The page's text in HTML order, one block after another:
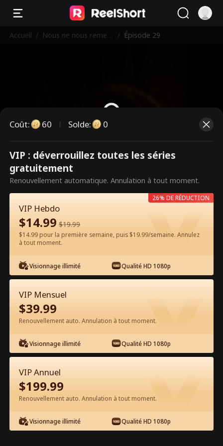
Accueil / Nous ne nous remett
/ Épisode 29
Ce sont des épisodes payants.
Débloquez pour regarder.
Regarder gratuitement sur l'App
Épisode 29 - Nous ne nous
remettrons jamais ensemble Film
complet
0-49 50-99 Tous les épisodes
Coût: 60 Solde: 0
VIP : déverrouillez toutes les séries
gratuitement
Renouvellement automatique. Annulation à tout moment.
VIP Hebdo
$14.99 $19.99
$14.99 pour la première semaine, puis $19.99/semaine. Annulez
à tout moment.
Visionnage illimité Qualité HD 1080p
26% DE RÉDUCTION
VIP Mensuel
$39.99
Renouvellement auto. Annulation à tout moment.
Visionnage illimité Qualité HD 1080p
VIP Annuel
$199.99
Renouvellement auto. Annulation à tout moment.
Visionnage illimité Qualité HD 1080p